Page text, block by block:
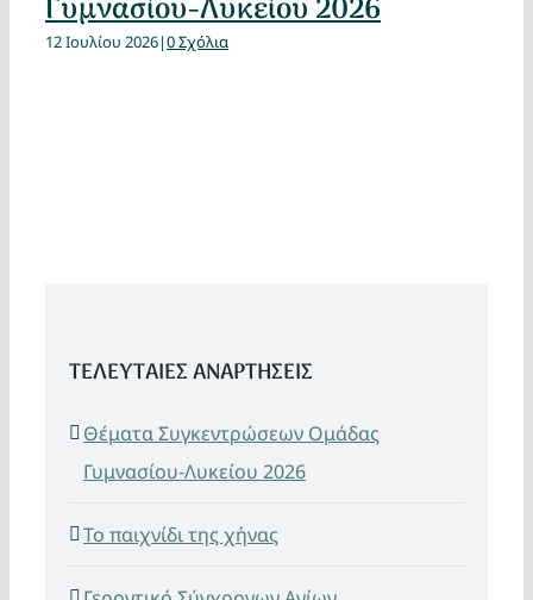
Γυμνασίου-Λυκείου 2026
12 Ιουλίου 2026|0 Σχόλια
ΤΕΛΕΥΤΑΙΕΣ ΑΝΑΡΤΗΣΕΙΣ
Θέματα Συγκεντρώσεων Ομάδας
Γυμνασίου-Λυκείου 2026
Το παιχνίδι της χήνας